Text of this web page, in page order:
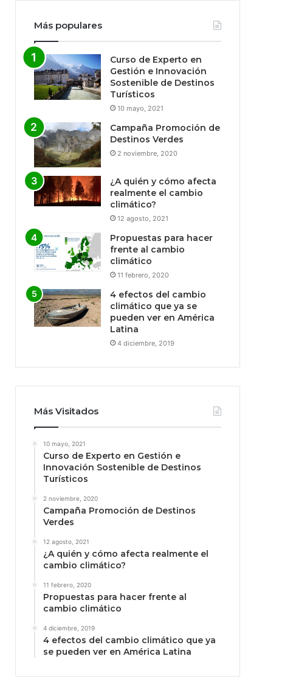
Más populares
Curso de Experto en
Gestión e Innovación
Sostenible de Destinos
Turísticos
10 mayo, 2021
Campaña Promoción de
Destinos Verdes
2 noviembre, 2020
¿A quién y cómo afecta
realmente el cambio
climático?
12 agosto, 2021
Propuestas para hacer
frente al cambio
climático
11 febrero, 2020
4 efectos del cambio
climático que ya se
pueden ver en América
Latina
4 diciembre, 2019
Más Visitados
10 mayo, 2021
Curso de Experto en Gestión e
Innovación Sostenible de Destinos
Turísticos
2 noviembre, 2020
Campaña Promoción de Destinos
Verdes
12 agosto, 2021
¿A quién y cómo afecta realmente el
cambio climático?
11 febrero, 2020
Propuestas para hacer frente al
cambio climático
4 diciembre, 2019
4 efectos del cambio climático que ya
se pueden ver en América Latina